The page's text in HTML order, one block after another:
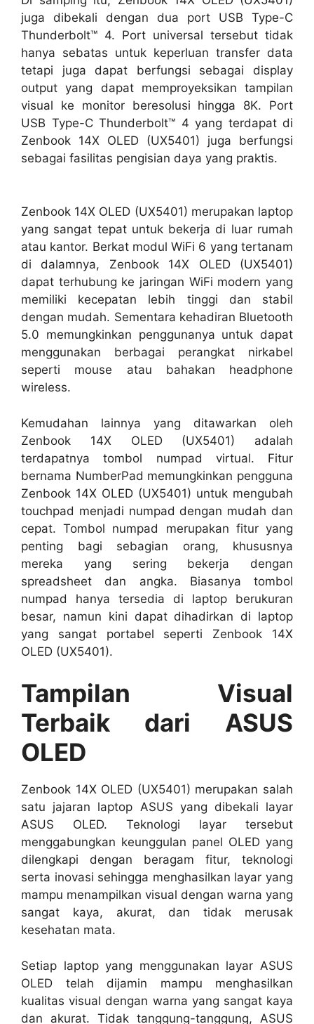
juga dibekali dengan dua port USB Type-C
Thunderbolt™ 4. Port universal tersebut tidak
hanya sebatas untuk keperluan transfer data
tetapi juga dapat berfungsi sebagai display
output yang dapat memproyeksikan tampilan
visual ke monitor beresolusi hingga 8K. Port
USB Type-C Thunderbolt™ 4 yang terdapat di
Zenbook 14X OLED (UX5401) juga berfungsi
sebagai fasilitas pengisian daya yang praktis.
Zenbook 14X OLED (UX5401) merupakan laptop
yang sangat tepat untuk bekerja di luar rumah
atau kantor. Berkat modul WiFi 6 yang tertanam
di dalamnya, Zenbook 14X OLED (UX5401)
dapat terhubung ke jaringan WiFi modern yang
memiliki kecepatan lebih tinggi dan stabil
dengan mudah. Sementara kehadiran Bluetooth
5.0 memungkinkan penggunanya untuk dapat
menggunakan berbagai perangkat nirkabel
seperti mouse atau bahakan headphone
wireless.
Kemudahan lainnya yang ditawarkan oleh
Zenbook 14X OLED (UX5401) adalah
terdapatnya tombol numpad virtual. Fitur
bernama NumberPad memungkinkan pengguna
Zenbook 14X OLED (UX5401) untuk mengubah
touchpad menjadi numpad dengan mudah dan
cepat. Tombol numpad merupakan fitur yang
penting bagi sebagian orang, khususnya
mereka yang sering bekerja dengan
spreadsheet dan angka. Biasanya tombol
numpad hanya tersedia di laptop berukuran
besar, namun kini dapat dihadirkan di laptop
yang sangat portabel seperti Zenbook 14X
OLED (UX5401).
Tampilan Visual
Terbaik dari ASUS
OLED
Zenbook 14X OLED (UX5401) merupakan salah
satu jajaran laptop ASUS yang dibekali layar
ASUS OLED. Teknologi layar tersebut
menggabungkan keunggulan panel OLED yang
dilengkapi dengan beragam fitur, teknologi
serta inovasi sehingga menghasilkan layar yang
mampu menampilkan visual dengan warna yang
sangat kaya, akurat, dan tidak merusak
kesehatan mata.
Setiap laptop yang menggunakan layar ASUS
OLED telah dijamin mampu menghasilkan
kualitas visual dengan warna yang sangat kaya
dan akurat. Tidak tanggung-tanggung, ASUS